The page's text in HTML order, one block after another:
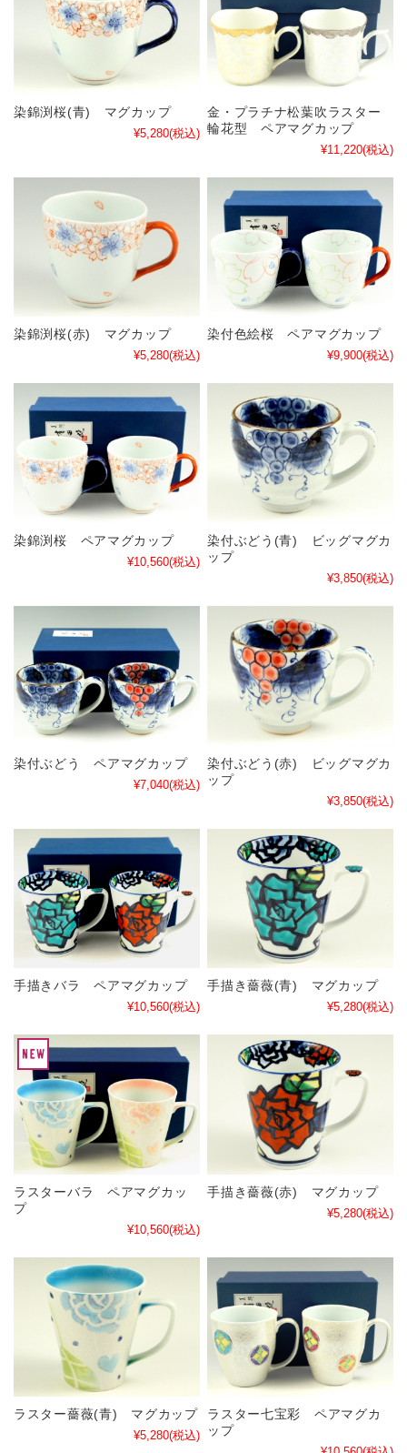
染錦渕桜(青) マグカップ
¥5,280(税込)
金・プラチナ松葉吹ラスター
輪花型 ペアマグカップ
¥11,220(税込)
染錦渕桜(赤) マグカップ
¥5,280(税込)
染付色絵桜 ペアマグカップ
¥9,900(税込)
染錦渕桜 ペアマグカップ
¥10,560(税込)
染付ぶどう(青) ビッグマグカ
ップ
¥3,850(税込)
染付ぶどう ペアマグカップ
¥7,040(税込)
染付ぶどう(赤) ビッグマグカ
ップ
¥3,850(税込)
手描きバラ ペアマグカップ
¥10,560(税込)
手描き薔薇(青) マグカップ
¥5,280(税込)
ラスターバラ ペアマグカッ
プ
¥10,560(税込)
手描き薔薇(赤) マグカップ
¥5,280(税込)
ラスター薔薇(青) マグカップ
¥5,280(税込)
ラスター七宝彩 ペアマグカ
ップ